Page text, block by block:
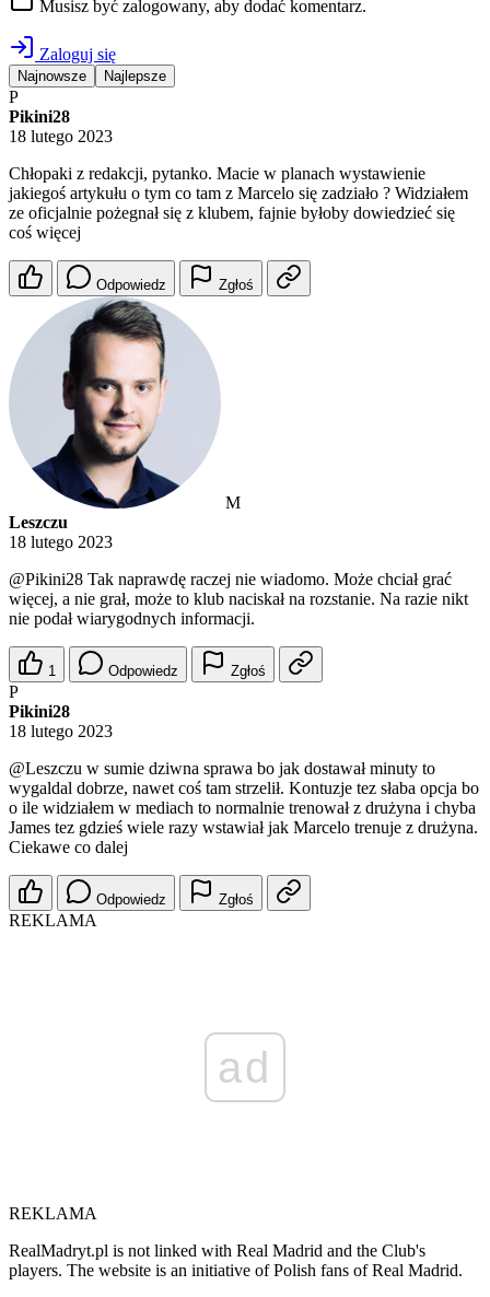
Musisz być zalogowany, aby dodać komentarz.
Zaloguj się
Najnowsze Najlepsze
P
Pikini28
18 lutego 2023
Chłopaki z redakcji, pytanko. Macie w planach wystawienie
jakiegoś artykułu o tym co tam z Marcelo się zadziało ? Widziałem
ze oficjalnie pożegnał się z klubem, fajnie byłoby dowiedzieć się
coś więcej
Odpowiedz Zgłoś
M
Leszczu
18 lutego 2023
@Pikini28 Tak naprawdę raczej nie wiadomo. Może chciał grać
więcej, a nie grał, może to klub naciskał na rozstanie. Na razie nikt
nie podał wiarygodnych informacji.
1 Odpowiedz Zgłoś
P
Pikini28
18 lutego 2023
@Leszczu w sumie dziwna sprawa bo jak dostawał minuty to
wygaldal dobrze, nawet coś tam strzelił. Kontuzje tez słaba opcja bo
o ile widziałem w mediach to normalnie trenował z drużyna i chyba
James tez gdzieś wiele razy wstawiał jak Marcelo trenuje z drużyna.
Ciekawe co dalej
Odpowiedz Zgłoś
REKLAMA
ad
REKLAMA
RealMadryt.pl is not linked with Real Madrid and the Club's
players. The website is an initiative of Polish fans of Real Madrid.